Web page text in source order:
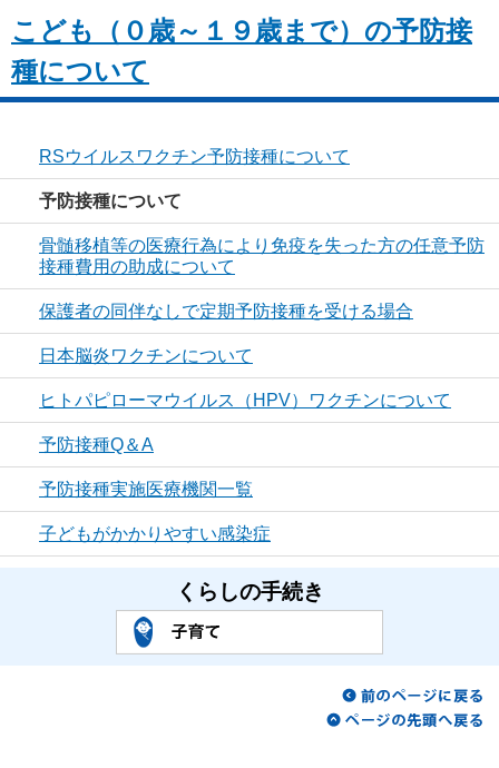
こども（０歳～１９歳まで）の予防接
種について
RSウイルスワクチン予防接種について
予防接種について
骨髄移植等の医療行為により免疫を失った方の任意予防
接種費用の助成について
保護者の同伴なしで定期予防接種を受ける場合
日本脳炎ワクチンについて
ヒトパピローマウイルス（HPV）ワクチンについて
予防接種Q＆A
予防接種実施医療機関一覧
子どもがかかりやすい感染症
くらしの手続き